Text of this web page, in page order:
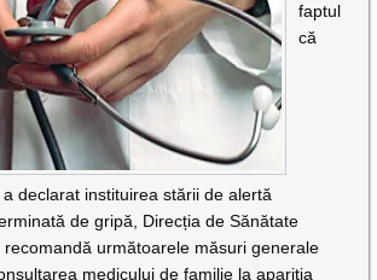
faptul
că
declarat instituirea stării de alertă
de gripă, Direcția de Sănătate
recomandă următoarele măsuri generale
medicului de familie la apariția